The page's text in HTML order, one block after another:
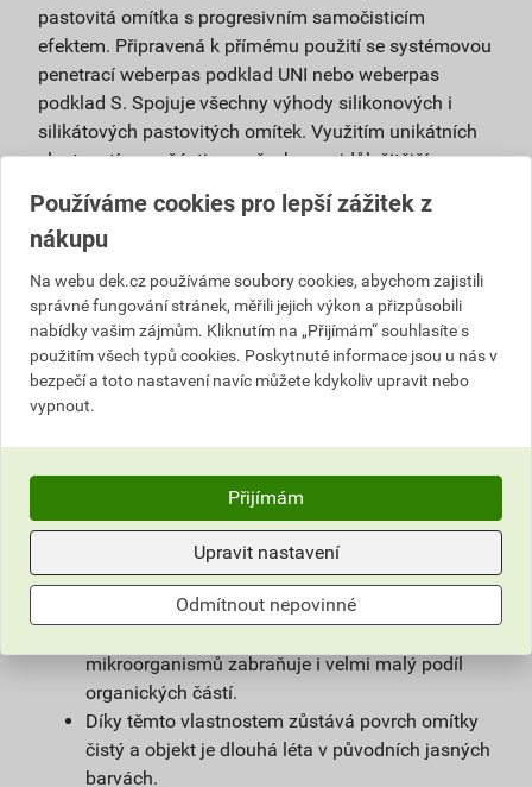
pastovitá omítka s progresivním samočisticím
efektem. Připravená k přímému použití se systémovou
penetrací weberpas podklad UNI nebo weberpas
podklad S. Spojuje všechny výhody silikonových i
silikátových pastovitých omítek. Využitím unikátních
vlastností nanočástic se všechny nejdůležitější
vlastnosti obou omítek umocňují.
Je vhodná pro použití v exteriéru i interiéru a pro
na vlhké zdivo.
Použitím samočisticí omítky weberpas
extraClean se výrazně prodlužuje životnost
fasády a podstatně snižují náklady na její
údržbu.
vlivem proudění vzduchu jen nepatrný
elektrostatický náboj a prach z ovzduší na
povrchu omítky neulpívá.
Omítka je zároveň hydrofobní. Tím zůstává na
povrchu fasády minimum vody, která utváří
mikroorganismů zabraňuje i velmi malý podíl
organických částí.
Díky těmto vlastnostem zůstává povrch omítky
čistý a objekt je dlouhá léta v původních jasných
barvách.
Používáme cookies pro lepší zážitek z
nákupu
Na webu dek.cz používáme soubory cookies, abychom zajistili
správné fungování stránek, měřili jejich výkon a přizpůsobili
nabídky vašim zájmům. Kliknutím na „Přijímám“ souhlasíte s
použitím všech typů cookies. Poskytnuté informace jsou u nás v
bezpečí a toto nastavení navíc můžete kdykoliv upravit nebo
vypnout.
Přijímám
Upravit nastavení
Odmítnout nepovinné